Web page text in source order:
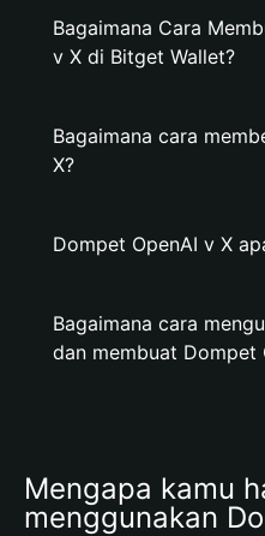
Bagaimana Cara
v X di Bitget Wallet?
Bagaimana cara
X?
Dompet OpenAI v X
Bagaimana cara
dan membuat Dompet
Mengapa kamu
menggunakan